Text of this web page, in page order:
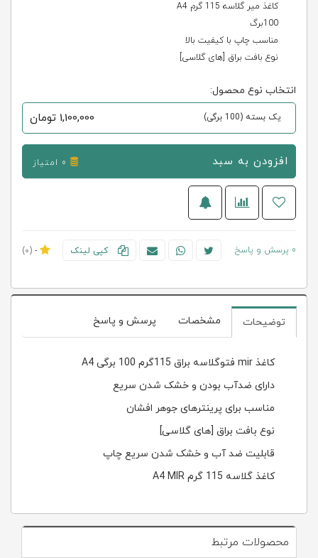
کاغذ میر گلاسه 115 گرم A4
100برگ
مناسب چاپ با کیفیت بالا
نوع بافت براق [های گلاسی]
انتخاب نوع محصول:
یک بسته (100 برگی) 1,100,000 تومان
افزودن به سبد
0 پرسش و پاسخ کپی لینک -
(0)
توضیحات مشخصات پرسش و پاسخ
کاغذ mir فتوگلاسه براق 115گرم 100 برگی A4
دارای ضدآب بودن و خشک شدن سریع
مناسب برای پرینترهای جوهر افشان
نوع بافت براق [های گلاسی]
قابلیت ضد آب و خشک شدن سریع چاپ
کاغذ گلاسه 115 گرم A4 MIR
محصولات مرتبط